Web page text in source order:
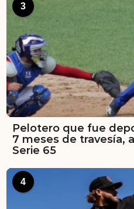
3
Pelotero que fue
7 meses de travesía,
Serie 65
4